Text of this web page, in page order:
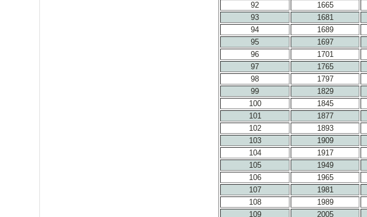
92
1665
93
1681
94
1689
95
1697
96
1701
97
1765
98
1797
99
1829
100
1845
101
1877
102
1893
103
1909
104
1917
105
1949
106
1965
107
1981
108
1989
109
2005